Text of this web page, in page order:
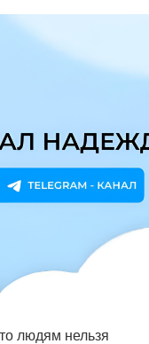
людям нельзя